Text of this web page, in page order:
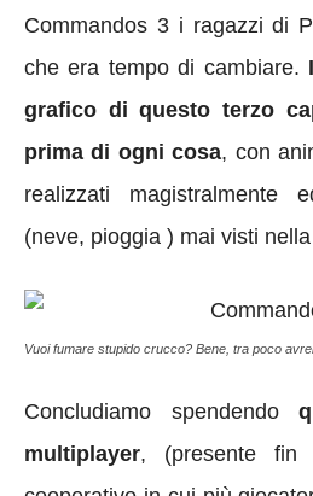
Commandos 3 i ragazzi di
che era tempo di cambiare.
grafico di questo terzo
prima di ogni cosa, con
realizzati magistralmente
(neve, pioggia ) mai visti
Vuoi fumare stupido crucco? Bene, tra poco
Concludiamo spendendo
multiplayer, (presente fin